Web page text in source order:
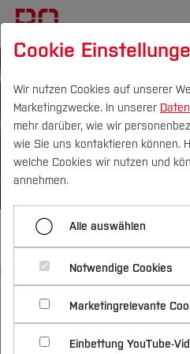
Campus Personen
Studium
Studienangebote
Bachelorstudiengänge
Masterstudiengänge
Vor dem Studium
Bewerben &
Bewerbungsportal
Im Studium
Studienbüros und
Nach dem Studium
Forschung &
Profil
Forschungs- und
Schwerpunkte (FuT)
Beratung &
Nachhaltigkeit
Nachhaltigkeit
International
Fachbereich
Startseite
Fachbereiche
Menü
Cookie
Wir nutzen Cookies auf unserer
Marketingzwecke. In unserer
mehr darüber, wie wir
wie Sie uns kontaktieren können.
welche Cookies wir nutzen und
annehmen.
Alle auswählen
Notwendige Cookies
Marketingrelevante
Einbettung YouTube-